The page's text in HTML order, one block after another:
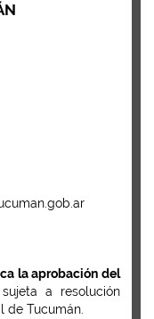
la aprobación del
a resolución
de Tucumán.